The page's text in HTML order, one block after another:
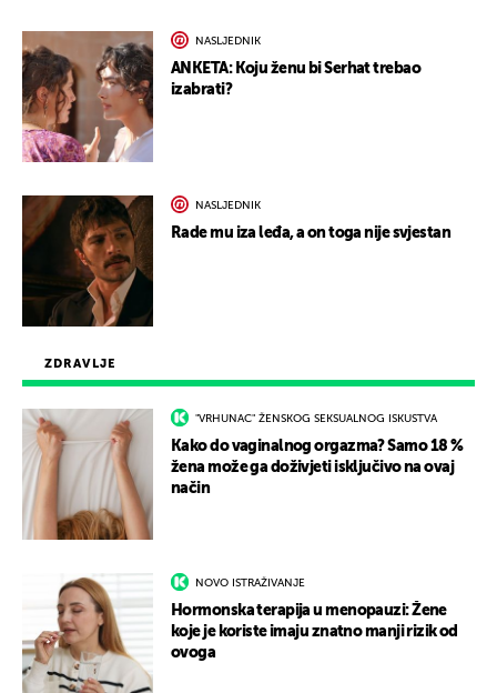
ZDRAVLJE
"VRHUNAC" ŽENSKOG SEKSUALNOG ISKUSTVA
Kako do vaginalnog orgazma? Samo 18 %
žena može ga doživjeti isključivo na ovaj
način
NOVO ISTRAŽIVANJE
Hormonska terapija u menopauzi: Žene
koje je koriste imaju znatno manji rizik od
ovoga
NASLJEDNIK
ANKETA: Koju ženu bi Serhat trebao
izabrati?
NASLJEDNIK
Rade mu iza leđa, a on toga nije svjestan